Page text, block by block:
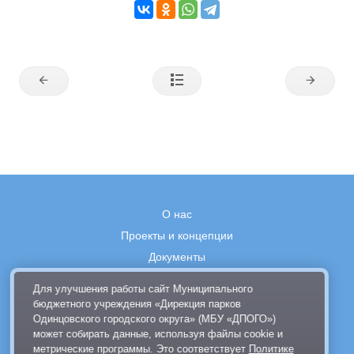
О нас
Проекты и концепции
Документы
Правила поведения в парках
Выставка современного искусства
Афиша
Для улучшения работы сайт Муниципального
бюджетного учреждения «Дирекция парков
Одинцовского городского округа» (МБУ «ДПОГО»)
может собирать данные, используя файлы cookie и
метрические программы. Это соответствует Политике